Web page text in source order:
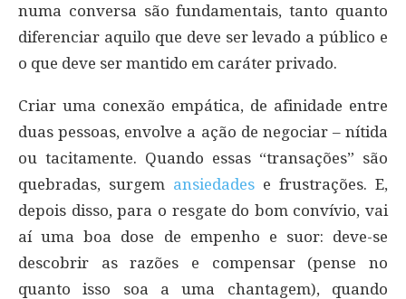
numa conversa são fundamentais, tanto quanto
diferenciar aquilo que deve ser levado a público e
o que deve ser mantido em caráter privado.
Criar uma conexão empática, de afinidade entre
duas pessoas, envolve a ação de negociar – nítida
ou tacitamente. Quando essas “transações” são
quebradas, surgem ansiedades e frustrações. E,
depois disso, para o resgate do bom convívio, vai
aí uma boa dose de empenho e suor: deve-se
descobrir as razões e compensar (pense no
quanto isso soa a uma chantagem), quando